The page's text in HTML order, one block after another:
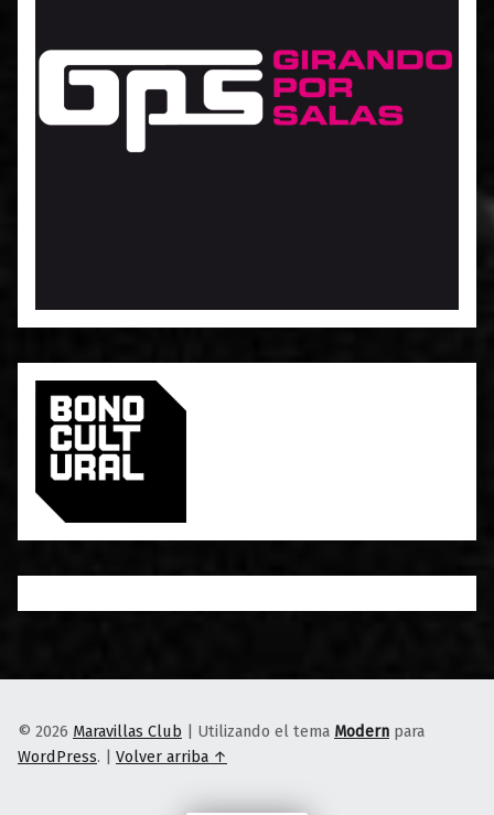
© 2026 Maravillas Club Utilizando el tema Modern para
WordPress. Volver arriba ↑